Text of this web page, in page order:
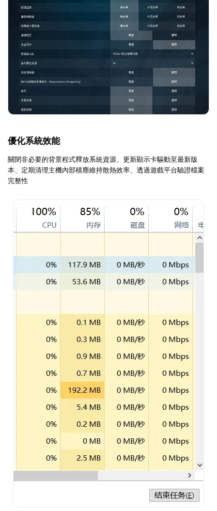
優化系統效能
關閉非必要的背景程式釋放系統資源、更新顯示卡驅動至最新版
本、定期清理主機內部積塵維持散熱效率、透過遊戲平台驗證檔案
完整性